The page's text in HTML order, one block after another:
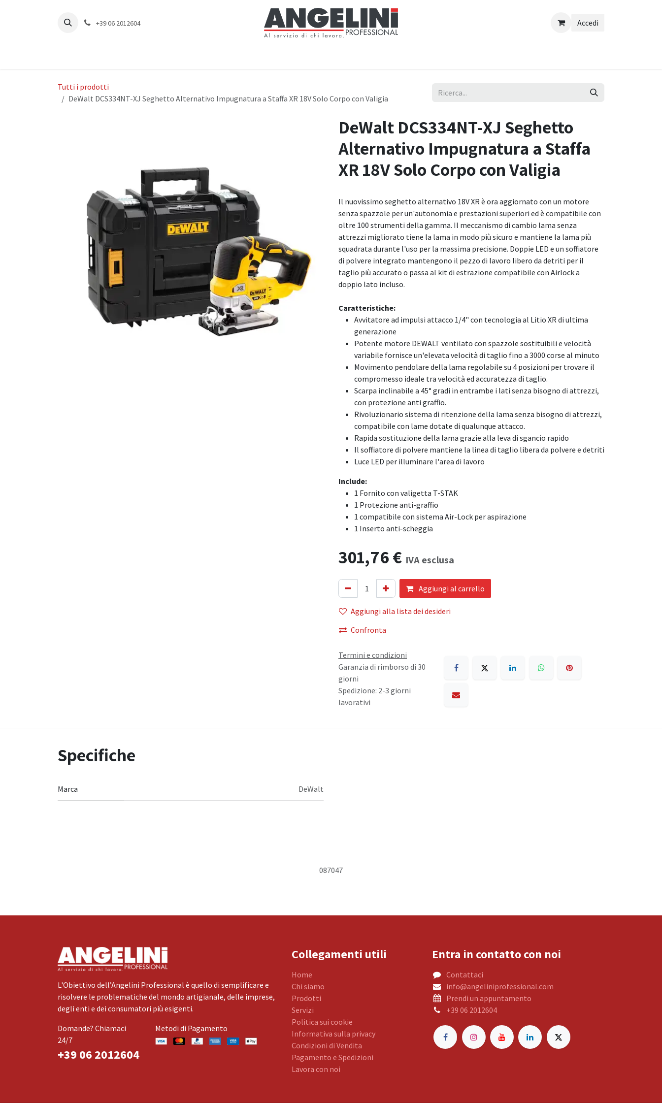
+39 06 2012604 Accedi
Tutti i prodotti
DeWalt DCS334NT-XJ Seghetto Alternativo Impugnatura a Staffa XR 18V Solo Corpo con Valigia
DeWalt DCS334NT-XJ Seghetto
Alternativo Impugnatura a Staffa
XR 18V Solo Corpo con Valigia
Il nuovissimo seghetto alternativo 18V XR è ora aggiornato con un motore
senza spazzole per un'autonomia e prestazioni superiori ed è compatibile con
oltre 100 strumenti della gamma. Il meccanismo di cambio lama senza
attrezzi migliorato tiene la lama in modo più sicuro e mantiene la lama più
squadrata durante l'uso per la massima precisione. Doppie LED e un soffiatore
di polvere integrato mantengono il pezzo di lavoro libero da detriti per il
taglio più accurato o passa al kit di estrazione compatibile con Airlock a
doppio lato incluso.
Caratteristiche:
Avvitatore ad impulsi attacco 1/4" con tecnologia al Litio XR di ultima
generazione
Potente motore DEWALT ventilato con spazzole sostituibili e velocità
variabile fornisce un'elevata velocità di taglio fino a 3000 corse al minuto
Movimento pendolare della lama regolabile su 4 posizioni per trovare il
compromesso ideale tra velocità ed accuratezza di taglio.
Scarpa inclinabile a 45° gradi in entrambe i lati senza bisogno di attrezzi,
con protezione anti graffio.
Rivoluzionario sistema di ritenzione della lama senza bisogno di attrezzi,
compatibile con lame dotate di qualunque attacco.
Rapida sostituzione della lama grazie alla leva di sgancio rapido
Il soffiatore di polvere mantiene la linea di taglio libera da polvere e detriti
Luce LED per illuminare l'area di lavoro
Include:
1 Fornito con valigetta T-STAK
1 Protezione anti-graffio
1 compatibile con sistema Air-Lock per aspirazione
1 Inserto anti-scheggia
301,76€ IVA esclusa
Aggiungi al carrello
Aggiungi alla lista dei desideri
Confronta
Termini e condizioni
Garanzia di rimborso di 30
giorni
Spedizione: 2-3 giorni
lavorativi
Specifiche
Marca DeWalt
087047
L'Obiettivo dell’Angelini Professional è quello di semplificare e
risolvere le problematiche del mondo artigianale, delle imprese,
degli enti e dei consumatori più esigenti.
Domande? Chiamaci
24/7
+39 06 2012604
Metodi di Pagamento
Collegamenti utili
Home
Chi siamo
Prodotti
Servizi
Politica sui cookie
Informativa sulla privacy
Condizioni di Vendita
Pagamento e Spedizioni
Lavora con noi
Entra in contatto con noi
Contattaci
info@angeliniprofessional.com
Prendi un appuntamento
+39 06 2012604